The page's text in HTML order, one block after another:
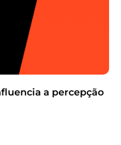
a percepção